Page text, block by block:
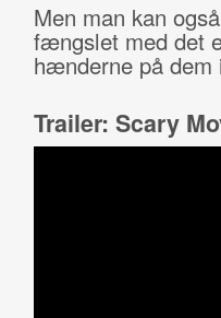
Men man kan
fængslet med det
hænderne på dem
Trailer: Scary